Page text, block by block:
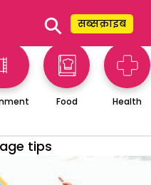
⚲ सब्सक्राइब
Food Health
tips